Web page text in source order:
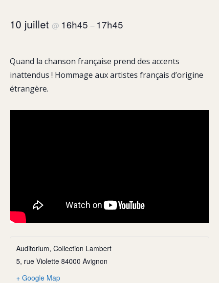
10 juillet @ 16h45 – 17h45
Quand la chanson française prend des accents
inattendus ! Hommage aux artistes français d’origine
étrangère.
Auditorium, Collection Lambert
5, rue Violette 84000 Avignon
+ Google Map